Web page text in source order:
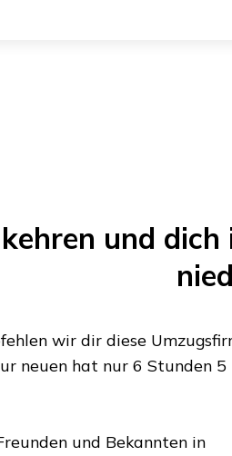
und dich
wir dir diese
neuen hat nur 6 Stunden 5
und Bekannten in